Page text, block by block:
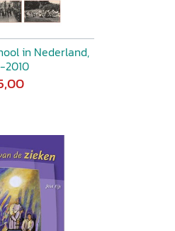
in Nederland,
2010